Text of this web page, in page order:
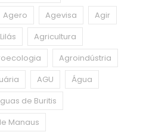
Agero Agevisa
Agir
Agricultura
Agroindústria
AGU
Água
de Buritis
Manaus